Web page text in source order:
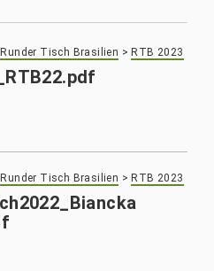
Runder Tisch Brasilien > RTB 2023
Runder Tisch Brasilien > RTB 2023